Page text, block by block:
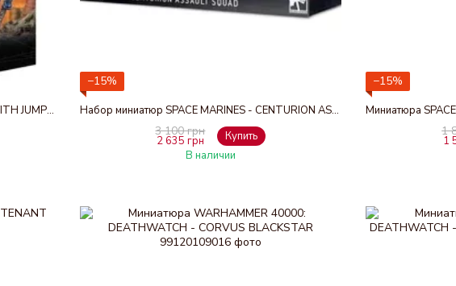
Миниатюра SPACE MARINES - CAPTAIN WITH JUMP PACK
−15%
Набор миниатюр SPACE MARINES - CENTURION ASSAULT SQUAD
3 100 грн
2 635 грн
Купить
В наличии
−15%
1
1